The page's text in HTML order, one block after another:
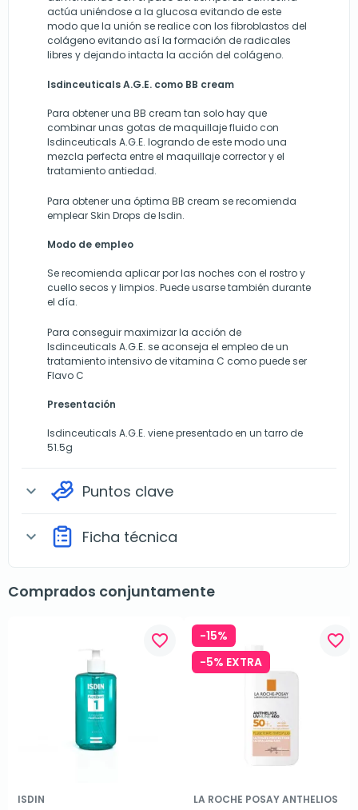
actúa uniéndose a la glucosa evitando de este
modo que la unión se realice con los fibroblastos del
colágeno evitando así la formación de radicales
libres y dejando intacta la acción del colágeno.
Isdinceuticals A.G.E. como BB cream
Para obtener una BB cream tan solo hay que
combinar unas gotas de maquillaje fluido con
Isdinceuticals A.G.E. logrando de este modo una
mezcla perfecta entre el maquillaje corrector y el
tratamiento antiedad.
Para obtener una óptima BB cream se recomienda
emplear Skin Drops de Isdin.
Modo de empleo
Se recomienda aplicar por las noches con el rostro y
cuello secos y limpios. Puede usarse también durante
el día.
Para conseguir maximizar la acción de
Isdinceuticals A.G.E. se aconseja el empleo de un
tratamiento intensivo de vitamina C como puede ser
Flavo C
Presentación
Isdinceuticals A.G.E. viene presentado en un tarro de
51.5g
expand_more Puntos clave
expand_more Ficha técnica
Comprados conjuntamente
favorite_border
ISDIN
-15%
-5% EXTRA
favorite_border
LA ROCHE POSAY ANTHELIOS